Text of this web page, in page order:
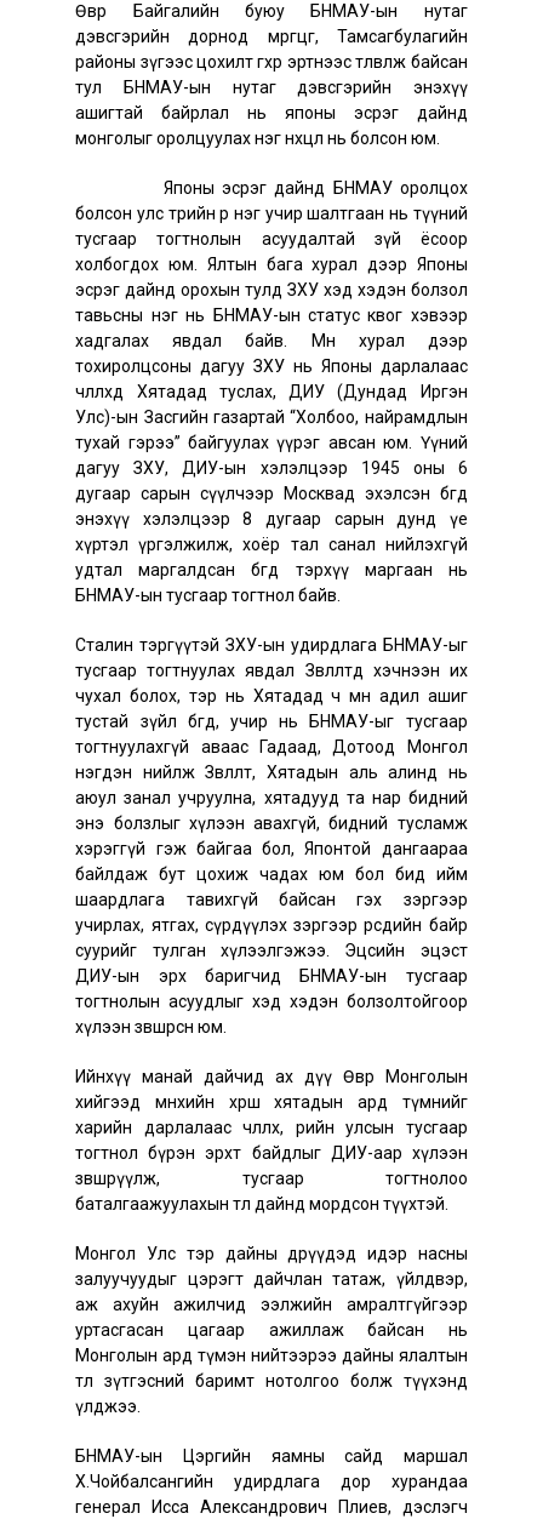
Өвөр Байгалийн буюу БНМАУ-ын нутаг
дэвсгэрийн дорнод мөргөцөг, Тамсагбулагийн
районы зүгээс цохилт өгөхөөр эртнээс төлөвлөж байсан
тул БНМАУ-ын нутаг дэвсгэрийн энэхүү
ашигтай байрлал нь японы эсрэг дайнд
монголыг оролцуулах нэг нөхцөл нь болсон юм.
Японы эсрэг дайнд БНМАУ оролцох
болсон улс төрийн өөр нэг учир шалтгаан нь түүний
тусгаар тогтнолын асуудалтай зүй ёсоор
холбогдох юм. Ялтын бага хурал дээр Японы
эсрэг дайнд орохын тулд ЗХУ хэд хэдэн болзол
тавьсны нэг нь БНМАУ-ын статус квог хэвээр
хадгалах явдал байв. Мөн хурал дээр
тохиролцсоны дагуу ЗХУ нь Японы дарлалаас
чөлөөлөхөд Хятадад туслах, ДИУ (Дундад Иргэн
Улс)-ын Засгийн газартай “Холбоо, найрамдлын
тухай гэрээ” байгуулах үүрэг авсан юм. Үүний
дагуу ЗХУ, ДИУ-ын хэлэлцээр 1945 оны 6
дугаар сарын сүүлчээр Москвад эхэлсэн бөгөөд
энэхүү хэлэлцээр 8 дугаар сарын дунд үе
хүртэл үргэлжилж, хоёр тал санал нийлэхгүй
удтал маргалдсан бөгөөд тэрхүү маргаан нь
БНМАУ-ын тусгаар тогтнол байв.
Сталин тэргүүтэй ЗХУ-ын удирдлага БНМАУ-ыг
тусгаар тогтнуулах явдал Зөвлөлтөд хэчнээн их
чухал болох, тэр нь Хятадад ч мөн адил ашиг
тустай зүйл бөгөөд, учир нь БНМАУ-ыг тусгаар
тогтнуулахгүй аваас Гадаад, Дотоод Монгол
нэгдэн нийлж Зөвлөлт, Хятадын аль алинд нь
аюул занал учруулна, хятадууд та нар бидний
энэ болзлыг хүлээн авахгүй, бидний тусламж
хэрэггүй гэж байгаа бол, Японтой дангаараа
байлдаж бут цохиж чадах юм бол бид ийм
шаардлага тавихгүй байсан гэх зэргээр
учирлах, ятгах, сүрдүүлэх зэргээр өөрсдийн байр
суурийг тулган хүлээлгэжээ. Эцсийн эцэст
ДИУ-ын эрх баригчид БНМАУ-ын тусгаар
тогтнолын асуудлыг хэд хэдэн болзолтойгоор
хүлээн зөвшөөрсөн юм.
Ийнхүү манай дайчид ах дүү Өвөр Монголын
хийгээд мөнхийн хөрш хятадын ард түмнийг
харийн дарлалаас чөлөөлөх, өөрийн улсын тусгаар
тогтнол бүрэн эрхт байдлыг ДИУ-аар хүлээн
зөвшөөрүүлж, тусгаар тогтнолоо
баталгаажуулахын төлөө дайнд мордсон түүхтэй.
Монгол Улс тэр дайны өдрүүдэд идэр насны
залуучуудыг цэрэгт дайчлан татаж, үйлдвэр,
аж ахуйн ажилчид ээлжийн амралтгүйгээр
уртасгасан цагаар ажиллаж байсан нь
Монголын ард түмэн нийтээрээ дайны ялалтын
төлөө зүтгэсний баримт нотолгоо болж түүхэнд
үлджээ.
БНМАУ-ын Цэргийн яамны сайд маршал
Х.Чойбалсангийн удирдлага дор хурандаа
генерал Исса Александрович Плиев, дэслэгч